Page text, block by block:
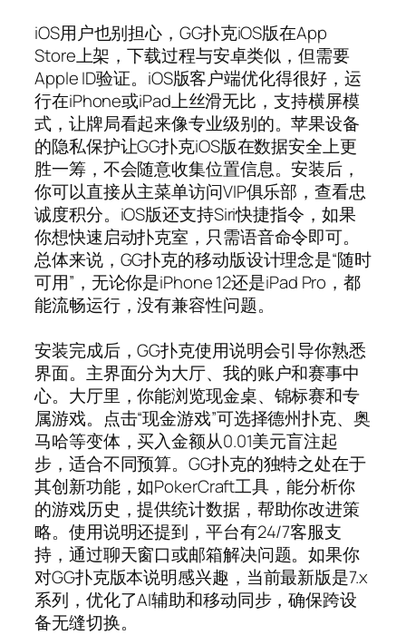
iOS用户也别担心，GG扑克iOS版在App
Store上架，下载过程与安卓类似，但需要
Apple ID验证。iOS版客户端优化得很好，运
行在iPhone或iPad上丝滑无比，支持横屏模
式，让牌局看起来像专业级别的。苹果设备
的隐私保护让GG扑克iOS版在数据安全上更
胜一筹，不会随意收集位置信息。安装后，
你可以直接从主菜单访问VIP俱乐部，查看忠
诚度积分。iOS版还支持Siri快捷指令，如果
你想快速启动扑克室，只需语音命令即可。
总体来说，GG扑克的移动版设计理念是“随时
可用”，无论你是iPhone 12还是iPad Pro，都
能流畅运行，没有兼容性问题。
安装完成后，GG扑克使用说明会引导你熟悉
界面。主界面分为大厅、我的账户和赛事中
心。大厅里，你能浏览现金桌、锦标赛和专
属游戏。点击“现金游戏”可选择德州扑克、奥
马哈等变体，买入金额从0.01美元盲注起
步，适合不同预算。GG扑克的独特之处在于
其创新功能，如PokerCraft工具，能分析你
的游戏历史，提供统计数据，帮助你改进策
略。使用说明还提到，平台有24/7客服支
持，通过聊天窗口或邮箱解决问题。如果你
对GG扑克版本说明感兴趣，当前最新版是7.x
系列，优化了AI辅助和移动同步，确保跨设
备无缝切换。